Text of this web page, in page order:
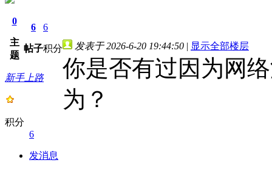
0
主
题
6
帖子
6
积分
新手上路
积分
6
发消息
发表于 2026-6-20 19:44:50 | 显示全部楼层
你是否有过因为网
为？